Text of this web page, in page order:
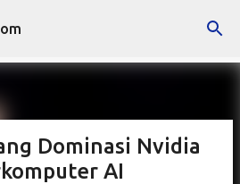
to main content
Dominasi Nvidia
AI